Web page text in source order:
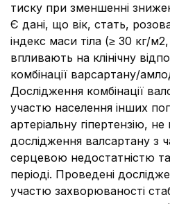
тиску при зменшенні
Є дані, що вік, стать,
індекс маси тіла (≥ 30 кг/
впливають на клінічну
комбінації варсартану/
Дослідження комбінації
участю населення інших
артеріальну гіпертензію,
дослідження валсартану з
серцевою недостатністю
періоді. Проведені
участю захворюваності